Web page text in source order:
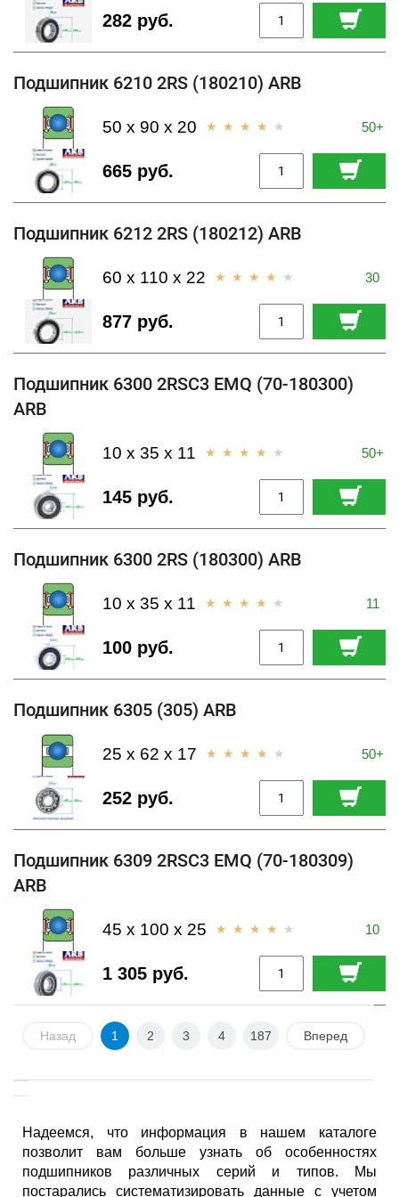
282 руб.
Подшипник 6210 2RS (180210) ARB
50+
665 руб.
50 x 90 x 20
Подшипник 6212 2RS (180212) ARB
30
877 руб.
60 x 110 x 22
Подшипник 6300 2RSC3 EMQ (70-180300)
ARB
50+
145 руб.
10 x 35 x 11
Подшипник 6300 2RS (180300) ARB
11
100 руб.
10 x 35 x 11
Подшипник 6305 (305) ARB
50+
252 руб.
25 x 62 x 17
Подшипник 6309 2RSC3 EMQ (70-180309)
ARB
10
1 305 руб.
45 x 100 x 25
Назад 1 2 3 4 187 Вперед
Надеемся, что информация в нашем каталоге
позволит вам больше узнать об особенностях
подшипников различных серий и типов. Мы
постарались систематизировать данные с учетом